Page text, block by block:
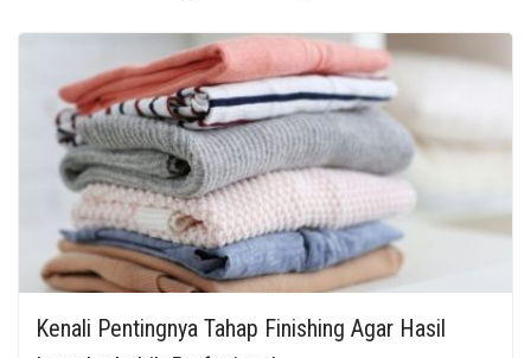
Kenali Pentingnya Tahap Finishing Agar Hasil